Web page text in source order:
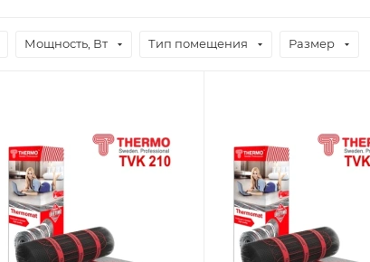
Мощность, Вт Тип помещения Размер